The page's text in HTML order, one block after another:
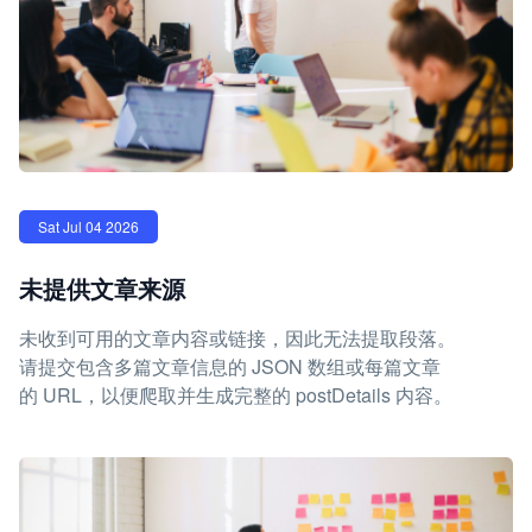
Sat Jul 04 2026
未提供文章来源
未收到可用的文章内容或链接，因此无法提取段落。
请提交包含多篇文章信息的 JSON 数组或每篇文章
的 URL，以便爬取并生成完整的 postDetails 内容。